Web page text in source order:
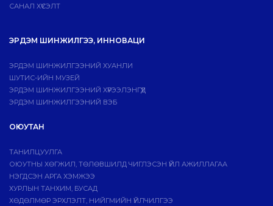
САНАЛ ХҮСЭЛТ
ЭРДЭМ ШИНЖИЛГЭЭ, ИННОВАЦИ
ЭРДЭМ ШИНЖИЛГЭЭНИЙ ХУАНЛИ
ШУТИС-ИЙН МУЗЕЙ
ЭРДЭМ ШИНЖИЛГЭЭНИЙ ХҮРЭЭЛЭНГҮҮД
ЭРДЭМ ШИНЖИЛГЭЭНИЙ ВЭБ
ОЮУТАН
ТАНИЛЦУУЛГА
ОЮУТНЫ ХӨГЖИЛ, ТӨЛӨВШИЛД ЧИГЛЭСЭН ҮЙЛ АЖИЛЛАГАА
НЭГДСЭН АРГА ХЭМЖЭЭ
ХУРЛЫН ТАНХИМ, БУСАД
ХӨДӨЛМӨР ЭРХЛЭЛТ, НИЙГМИЙН ҮЙЛЧИЛГЭЭ